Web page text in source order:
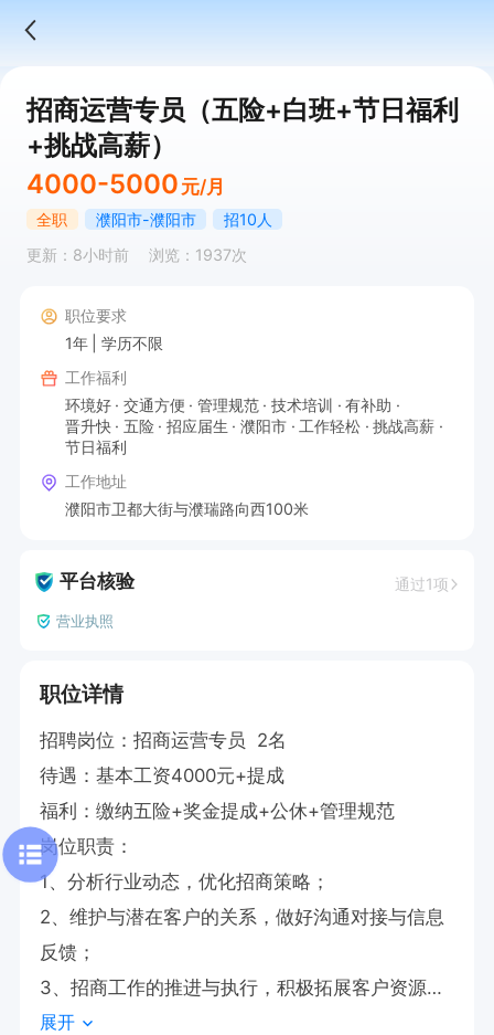
招商运营专员（五险+白班+节日福利
+挑战高薪）
4000-5000 元/月
全职 濮阳市-濮阳市
招10人
更新：8小时前
浏览：1937次
职位要求
1年
学历不限
工作福利
环境好
交通方便 管理规范 技术培训
有补助
晋升快
五险 招应届生 濮阳市 工作轻松
挑战高薪
节日福利
工作地址
濮阳市卫都大街与濮瑞路向西100米
平台核验 通过1项
营业执照
职位详情
招聘岗位：招商运营专员  2名
待遇：基本工资4000元+提成
福利：缴纳五险+奖金提成+公休+管理规范
岗位职责：
1、分析行业动态，优化招商策略；
2、维护与潜在客户的关系，做好沟通对接与信息
反馈；
3、招商工作的推进与执行，积极拓展客户资源；
4、完成意向客户招商谈判，合同签署及相关落地
展开